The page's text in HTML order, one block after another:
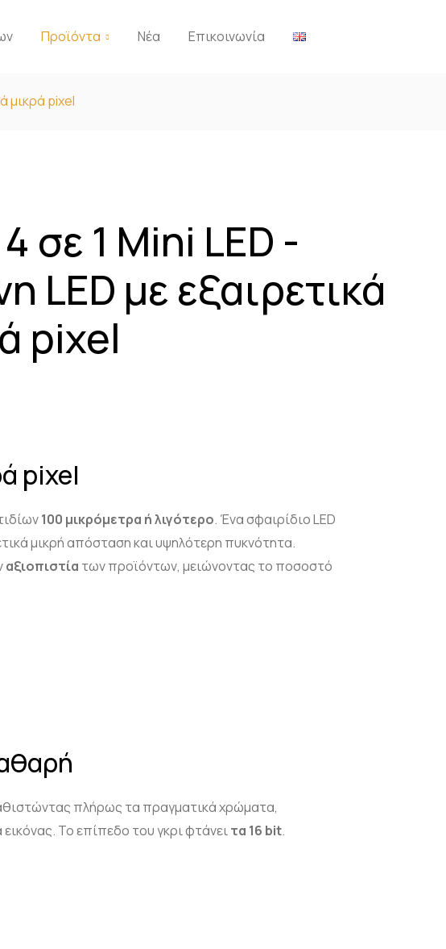
Προϊόντα Νέα Επικοινωνία
μικρά pixel
σε 1 Mini LED -
LED με εξαιρετικά
pixel
pixel
100 μικρόμετρα ή λιγότερο. Ένα σφαιρίδιο LED
μικρή απόσταση και υψηλότερη πυκνότητα.
αξιοπιστία των προϊόντων, μειώνοντας το ποσοστό
πλήρως τα πραγματικά χρώματα,
Το επίπεδο του γκρι φτάνειτα 16 bit.